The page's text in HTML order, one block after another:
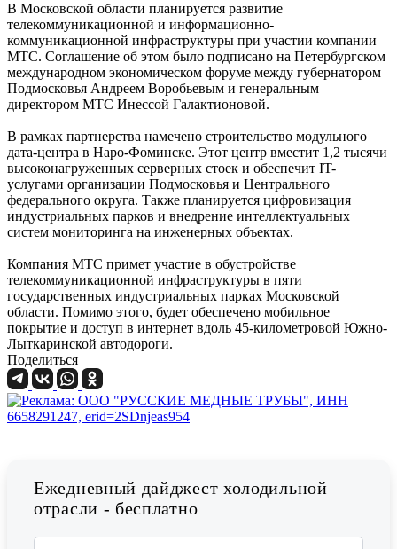
В Московской области планируется развитие
телекоммуникационной и информационно-
коммуникационной инфраструктуры при участии компании
МТС. Соглашение об этом было подписано на Петербургском
международном экономическом форуме между губернатором
Подмосковья Андреем Воробьевым и генеральным
директором МТС Инессой Галактионовой.
В рамках партнерства намечено строительство модульного
дата-центра в Наро-Фоминске. Этот центр вместит 1,2 тысячи
высоконагруженных серверных стоек и обеспечит IT-
услугами организации Подмосковья и Центрального
федерального округа. Также планируется цифровизация
индустриальных парков и внедрение интеллектуальных
систем мониторинга на инженерных объектах.
Компания МТС примет участие в обустройстве
телекоммуникационной инфраструктуры в пяти
государственных индустриальных парках Московской
области. Помимо этого, будет обеспечено мобильное
покрытие и доступ в интернет вдоль 45-километровой Южно-
Лыткаринской автодороги.
Поделиться
Ежедневный дайджест холодильной
отрасли - бесплатно